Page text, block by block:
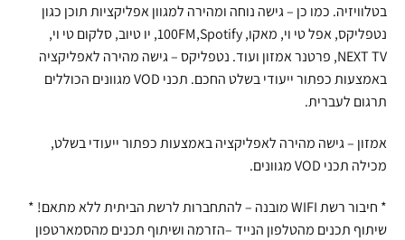
בטלוויזיה. כמו כן – גישה נוחה ומהירה למגוון אפליקציות תוכן כגון
נטפליקס, אפל טי וי, מאקו, 100FM,Spotify, יו טיוב, סלקום טי וי,
NEXT TV, פרטנר אמזון ועוד. נטפליקס – גישה מהירה לאפליקציה
באמצעות כפתור ייעודי בשלט החכם. תכני VOD מגוונים הכוללים
תרגום לעברית.
אמזון – גישה מהירה לאפליקציה באמצעות כפתור ייעודי בשלט,
מכילה תכני VOD מגוונים.
* חיבור רשת WIFI מובנה – להתחברות לרשת הביתית ללא מתאם! *
שיתוף תכנים מהטלפון הנייד –הזרמה ושיתוף תכנים מהסמארטפון